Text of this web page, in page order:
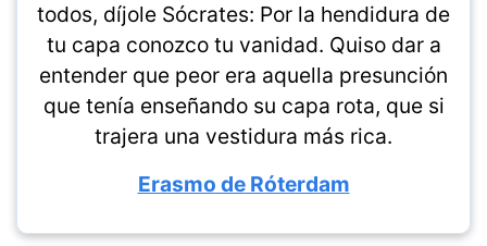
todos, díjole Sócrates: Por la hendidura de
tu capa conozco tu vanidad. Quiso dar a
entender que peor era aquella presunción
que tenía enseñando su capa rota, que si
trajera una vestidura más rica.
Erasmo de Róterdam